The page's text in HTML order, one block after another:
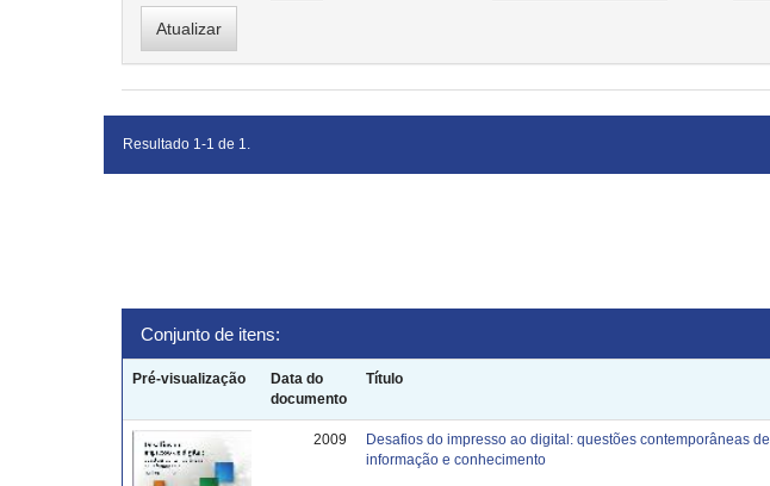
Resultado 1-1 de 1.
Conjunto de itens:
Pré-visualização
Data do
documento
Título
2009
Desafios do impresso ao digital: questões contemporâneas de
informação e conhecimento